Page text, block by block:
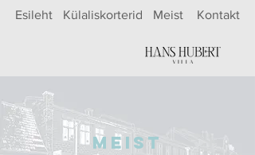
Esileht Külaliskorterid Meist Kontakt
MEIST